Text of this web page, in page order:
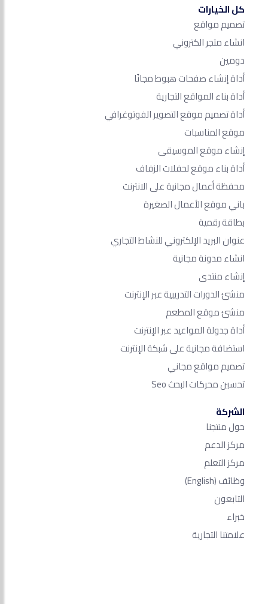
كل الخيارات
تصميم مواقع
انشاء متجر الكتروني
دومين
أداة إنشاء صفحات هبوط مجانًا
أداة بناء المواقع التجارية
أداة تصميم موقع التصوير الفوتوغرافي
موقع المناسبات
إنشاء موقع الموسيقى
أداة بناء موقع لحفلات الزفاف
محفظة أعمال مجانية على الانترنت
باني موقع الأعمال الصغيرة
بطاقة رقمية
عنوان البريد الإلكتروني للنشاط التجاري
انشاء مدونة مجانية
إنشاء منتدى
منشئ الدورات التدريبية عبر الإنترنت
منشئ موقع المطعم
أداة جدولة المواعيد عبر الإنترنت
استضافة مجانية على شبكة الإنترنت
تصميم مواقع مجاني
تحسين محركات البحث Seo​
الشركة
حول منتجنا
مركز الدعم
مركز التعلم
وظائف(English)
التابعون
خبراء
علامتنا التجارية